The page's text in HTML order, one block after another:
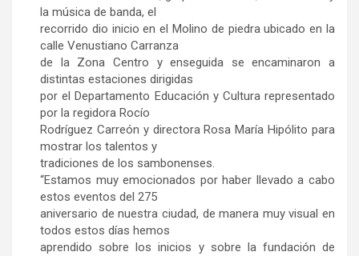
la música de banda, el
recorrido dio inicio en el Molino de piedra ubicado en la
calle Venustiano Carranza
de la Zona Centro y enseguida se encaminaron a
distintas estaciones dirigidas
por el Departamento Educación y Cultura representado
por la regidora Rocío
Rodríguez Carreón y directora Rosa María Hipólito para
mostrar los talentos y
tradiciones de los sambonenses.
“Estamos muy emocionados por haber llevado a cabo
estos eventos del 275
aniversario de nuestra ciudad, de manera muy visual en
todos estos días hemos
aprendido sobre los inicios y sobre la fundación de